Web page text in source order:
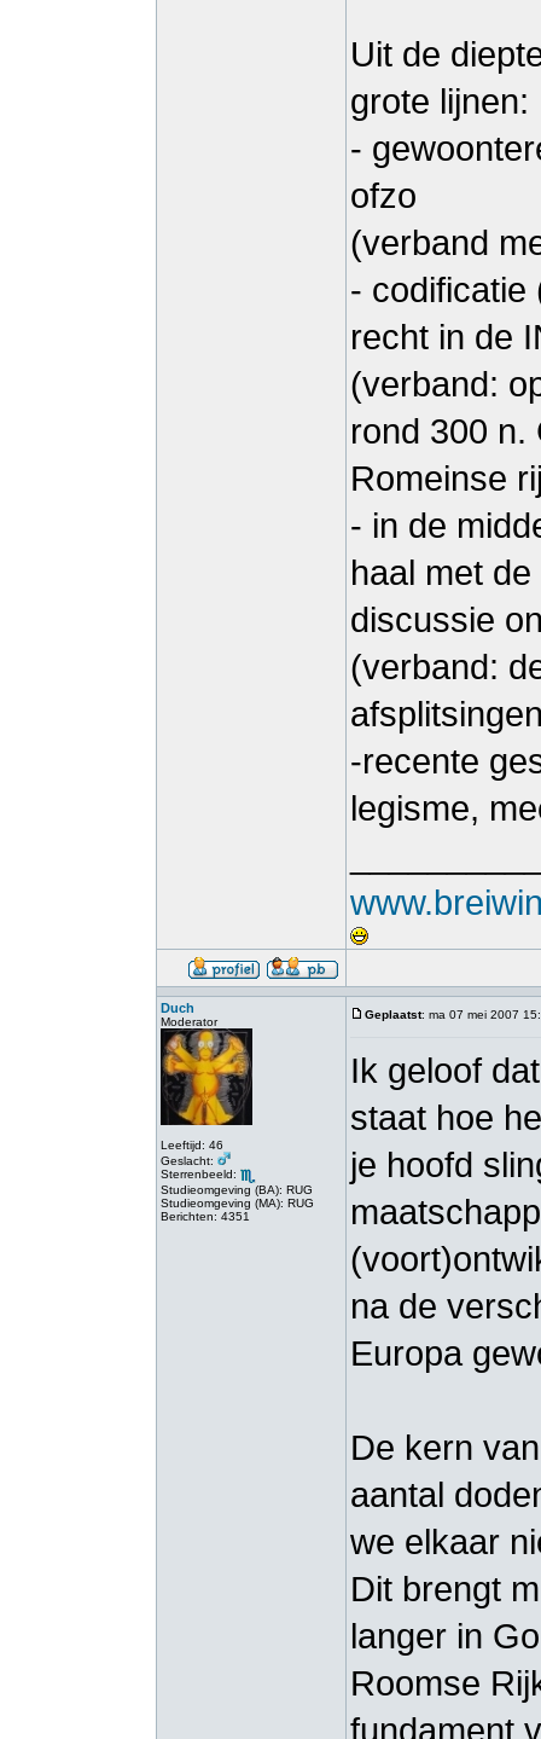
Uit de
grote lijnen:
-
ofzo
(verband
- codificatie
recht in de
(verband:
rond 300 n.
Romeinse
- in de
haal met
discussie
(verband:
-recente
legisme,
Duch
Moderator
Leeftijd: 46
Geslacht:
Sterrenbeeld:
Studieomgeving (BA): RUG
Studieomgeving (MA): RUG
Berichten: 4351
Geplaatst: ma 07 mei 2007
Ik geloof
staat hoe
je hoofd
na de
Europa
De kern
aantal
we elkaar
Dit brengt
langer in
Roomse
fundament